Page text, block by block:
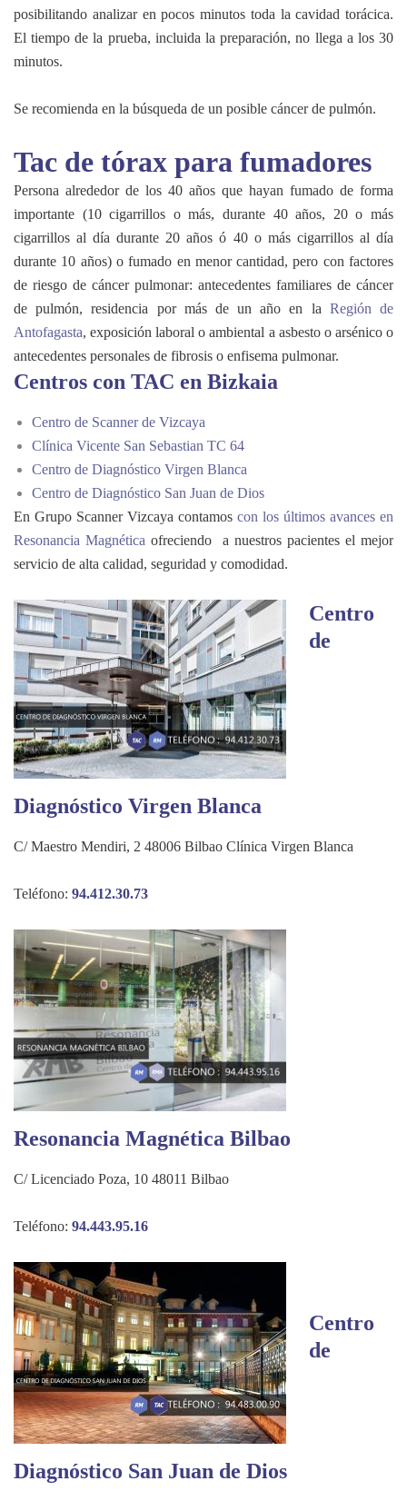
posibilitando analizar en pocos minutos toda la cavidad torácica.
El tiempo de la prueba, incluida la preparación, no llega a los 30
minutos.
Se recomienda en la búsqueda de un posible cáncer de pulmón.
Tac de tórax para fumadores
Persona alrededor de los 40 años que hayan fumado de forma
importante (10 cigarrillos o más, durante 40 años, 20 o más
cigarrillos al día durante 20 años ó 40 o más cigarrillos al día
durante 10 años) o fumado en menor cantidad, pero con factores
de riesgo de cáncer pulmonar: antecedentes familiares de cáncer
de pulmón, residencia por más de un año en la Región de
Antofagasta, exposición laboral o ambiental a asbesto o arsénico o
antecedentes personales de fibrosis o enfisema pulmonar.
Centros con TAC en Bizkaia
Centro de Scanner de Vizcaya
Clínica Vicente San Sebastian TC 64
Centro de Diagnóstico Virgen Blanca
Centro de Diagnóstico San Juan de Dios
En Grupo Scanner Vizcaya contamos con los últimos avances en
Resonancia Magnética ofreciendo a nuestros pacientes el mejor
servicio de alta calidad, seguridad y comodidad.
Centro
de
Diagnóstico Virgen Blanca
C/ Maestro Mendiri, 2 48006 Bilbao Clínica Virgen Blanca
Teléfono: 94.412.30.73
Resonancia Magnética Bilbao
C/ Licenciado Poza, 10 48011 Bilbao
Teléfono: 94.443.95.16
Centro
de
Diagnóstico San Juan de Dios